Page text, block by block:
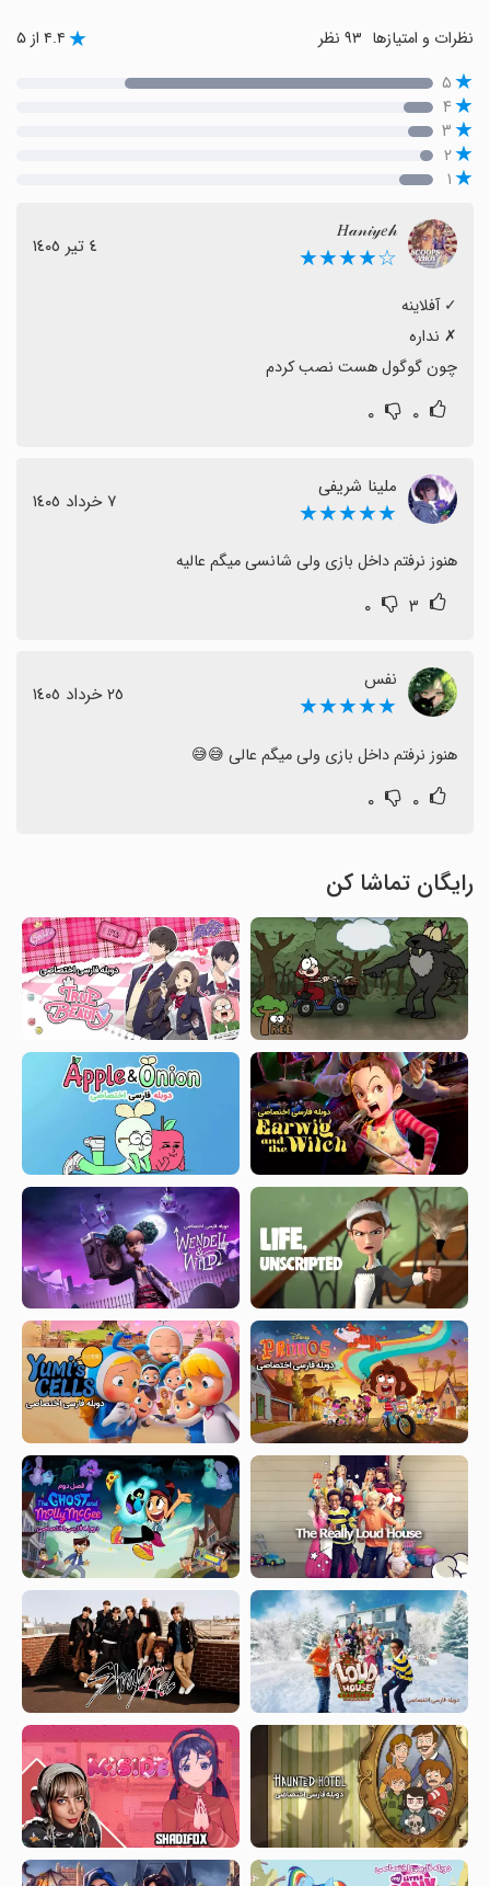
نظرات و امتیازها ۴.۴ از ۵
۵
۴
۳
۲
۱
𝐻𝒶𝓃𝒾𝓎𝑒𝒽
☆★★★★ ٤ تیر ١٤٠٥
چون گوگول هست نصب کردم
۰ ۰
ملینا شریفی
★★★★★ ٧ خرداد ١٤٠٥
هنوز نرفتم داخل بازی ولی شانسی میگم عالیه
۳ ۰
نفس
★★★★★ ٢٥ خرداد ١٤٠٥
هنوز نرفتم داخل بازی ولی میگم عالی 😅😅
۰ ۰
رایگان تماشا کن